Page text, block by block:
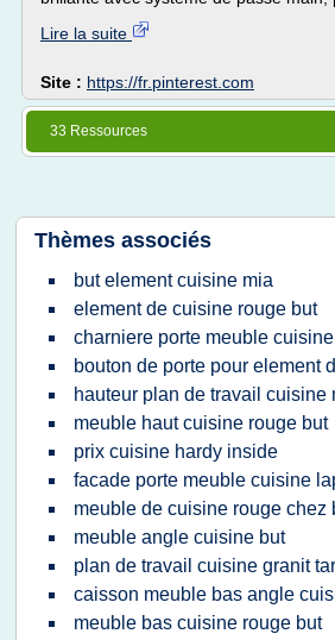
Lire la suite
Site : https://fr.pinterest.com
33 Ressources
Thèmes associés
but element cuisine mia
element de cuisine rouge but
charniere porte meuble
bouton de porte pour element
hauteur plan de travail cuisine
meuble haut cuisine rouge but
prix cuisine hardy inside
facade porte meuble cuisine
meuble de cuisine rouge chez
meuble angle cuisine but
plan de travail cuisine granit
caisson meuble bas angle
meuble bas cuisine rouge but